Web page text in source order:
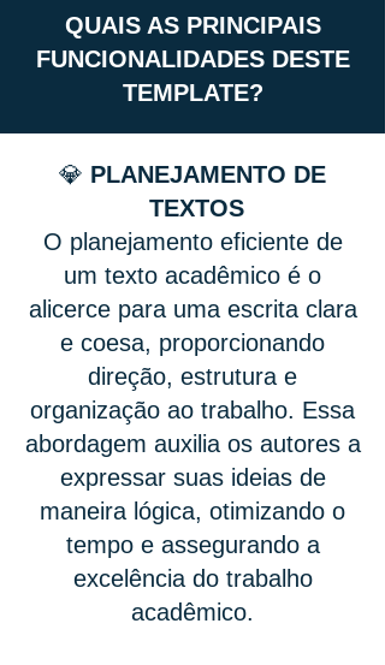
QUAIS AS PRINCIPAIS
FUNCIONALIDADES DESTE
TEMPLATE?
💎 PLANEJAMENTO DE
TEXTOS
O planejamento eficiente de
um texto acadêmico é o
alicerce para uma escrita clara
e coesa, proporcionando
direção, estrutura e
organização ao trabalho. Essa
abordagem auxilia os autores a
expressar suas ideias de
maneira lógica, otimizando o
tempo e assegurando a
excelência do trabalho
acadêmico.